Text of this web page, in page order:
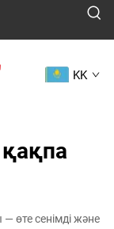
KK
өте сенімді және